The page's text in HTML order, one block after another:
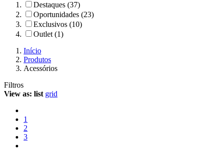
Destaques (37)
Oportunidades (23)
Exclusivos (10)
Outlet (1)
Início
Produtos
Acessórios
Filtros
View as: list grid
1
2
3